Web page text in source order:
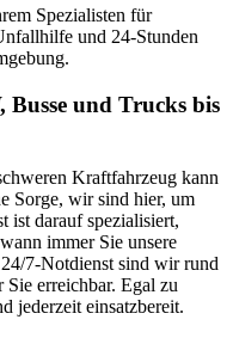
Spezialisten für
und 24-Stunden
und Trucks bis
Kraftfahrzeug kann
Sorge, wir sind hier, um
ist darauf spezialisiert,
immer Sie unsere
7-Notdienst sind wir rund
erreichbar. Egal zu
jederzeit einsatzbereit.